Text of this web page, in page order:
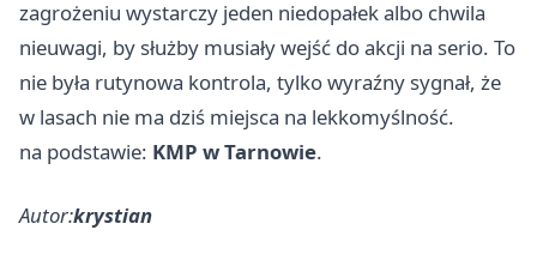
zagrożeniu wystarczy jeden niedopałek albo chwila
nieuwagi, by służby musiały wejść do akcji na serio. To
nie była rutynowa kontrola, tylko wyraźny sygnał, że
w lasach nie ma dziś miejsca na lekkomyślność.
na podstawie: KMP w Tarnowie.
Autor:krystian